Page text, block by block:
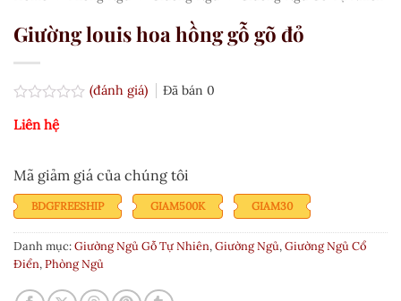
Giường louis hoa hồng gỗ gõ đỏ
xếp
5
sao
(đánh giá) Đã bán 0
Liên hệ
Mã giảm giá của chúng tôi
BDGFREESHIP GIAM500K GIAM30
Danh mục:Giường Ngủ Gỗ Tự Nhiên,Giường Ngủ,Giường Ngủ Cổ
Điển,Phòng Ngủ